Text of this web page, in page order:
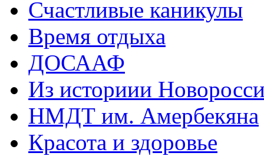
Счастливые каникулы
Время отдыха
ДОСААФ
Из историии
НМДТ им. Амербекяна
Красота и здоровье